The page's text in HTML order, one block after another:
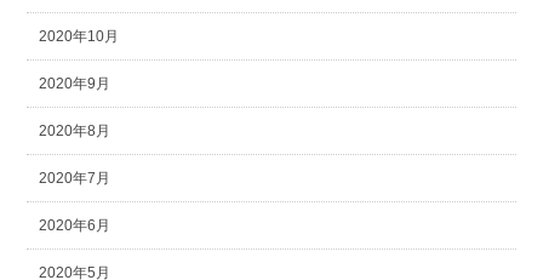
2020年10月
2020年9月
2020年8月
2020年7月
2020年6月
2020年5月